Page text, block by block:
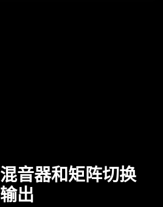
音器和矩阵切换
出